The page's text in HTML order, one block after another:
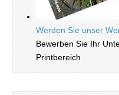
Werden Sie unser
Bewerben Sie Ihr
Printbereich